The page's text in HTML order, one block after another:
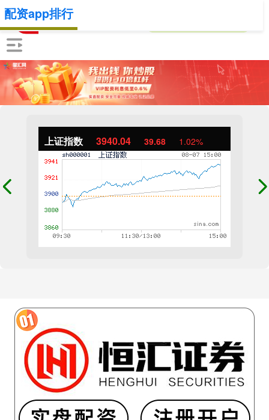
上证指数 3940.04 39.68 1.02%
配资app排行